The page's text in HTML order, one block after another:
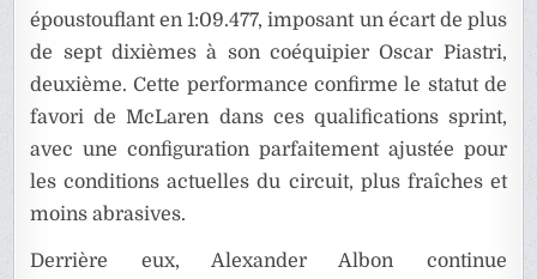
époustouflant en 1:09.477, imposant un écart de plus
de sept dixièmes à son coéquipier Oscar Piastri,
deuxième. Cette performance confirme le statut de
favori de McLaren dans ces qualifications sprint,
avec une configuration parfaitement ajustée pour
les conditions actuelles du circuit, plus fraîches et
moins abrasives.
Derrière eux, Alexander Albon continue